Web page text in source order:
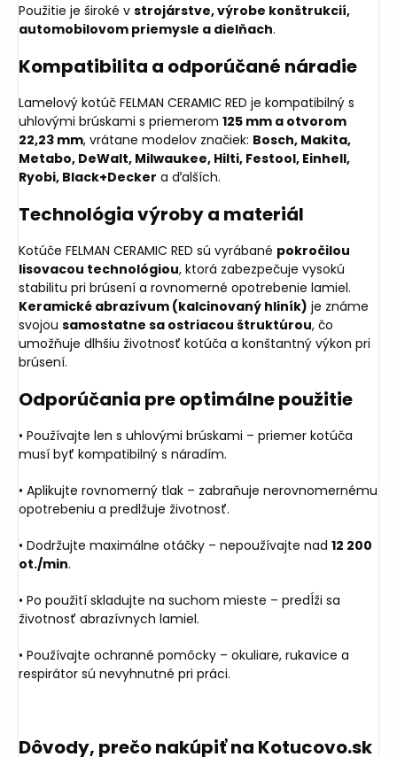
Použitie je široké v strojárstve, výrobe konštrukcií,
automobilovom priemysle a dielňach.
Kompatibilita a odporúčané náradie
Lamelový kotúč FELMAN CERAMIC RED je kompatibilný s
uhlovými brúskami s priemerom 125 mm a otvorom
22,23 mm, vrátane modelov značiek: Bosch, Makita,
Metabo, DeWalt, Milwaukee, Hilti, Festool, Einhell,
Ryobi, Black+Decker a ďalších.
Technológia výroby a materiál
Kotúče FELMAN CERAMIC RED sú vyrábané pokročilou
lisovacou technológiou, ktorá zabezpečuje vysokú
stabilitu pri brúsení a rovnomerné opotrebenie lamiel.
Keramické abrazívum (kalcinovaný hliník) je známe
svojou samostatne sa ostriacou štruktúrou, čo
umožňuje dlhšiu životnosť kotúča a konštantný výkon pri
brúsení.
Odporúčania pre optimálne použitie
• Používajte len s uhlovými brúskami – priemer kotúča
musí byť kompatibilný s náradím.
• Aplikujte rovnomerný tlak – zabraňuje nerovnomernému
opotrebeniu a predlžuje životnosť.
• Dodržujte maximálne otáčky – nepoužívajte nad 12 200
ot./min.
• Po použití skladujte na suchom mieste – predĺži sa
životnosť abrazívnych lamiel.
• Používajte ochranné pomôcky – okuliare, rukavice a
respirátor sú nevyhnutné pri práci.
Dôvody, prečo nakúpiť na Kotucovo.sk